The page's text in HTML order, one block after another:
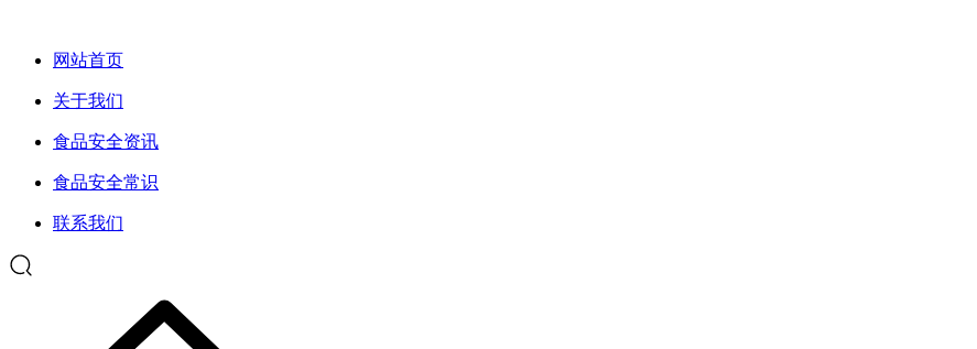
网站首页
关于我们
食品安全资讯
食品安全常识
联系我们